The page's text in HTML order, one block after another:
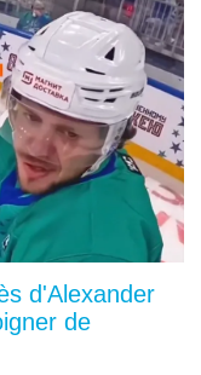
d'Alexander
de